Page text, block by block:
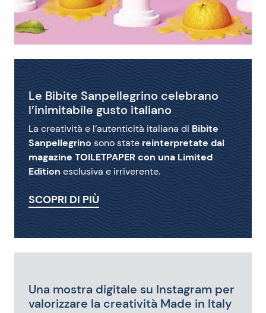
Le Bibite Sanpellegrino celebrano
l’inimitabile gusto italiano
La creatività e l’autenticità italiana diBibite
Sanpellegrinosono statereinterpretate dal
magazine TOILETPAPER con una Limited
Edition esclusiva e irriverente.
SCOPRI DI PIÙ
Una mostra digitale su Instagram per
valorizzare la creatività Made in Italy